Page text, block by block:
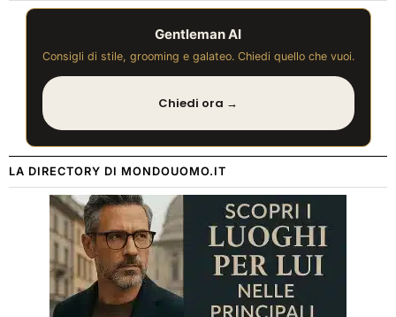
Gentleman AI
Consigli di stile, grooming e galateo. Chiedi quello che vuoi.
Chiedi ora →
LA DIRECTORY DI MONDOUOMO.IT